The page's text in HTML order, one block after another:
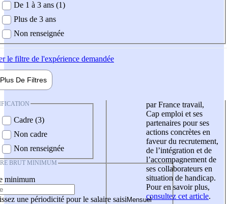
De 1 à 3 ans (1)
Plus de 3 ans
Non renseignée
le filtre de l'expérience demandée
Plus De Filtres
Cadre (3)
Non cadre
Non renseignée
BRUT MINIMUM
minimum
une périodicité pour le salaire saisi
par France travail,
Cap emploi et ses
partenaires pour ses
actions concrètes en
faveur du recrutement,
de l’intégration et de
l’accompagnement de
ses collaborateurs en
situation de handicap.
Pour en savoir plus,
consultez cet article.